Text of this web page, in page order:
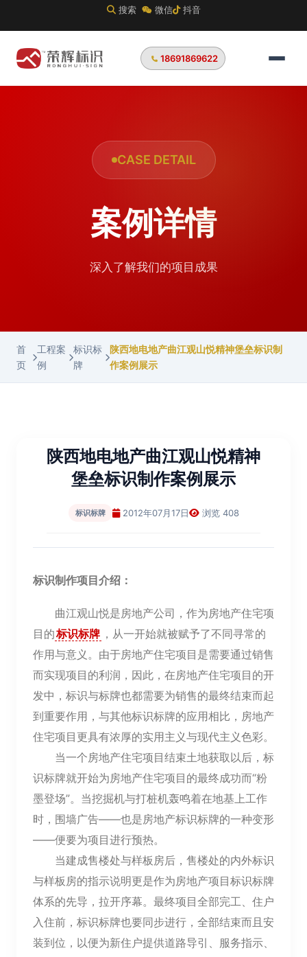
搜索 微信 抖音
18691869622
CASE DETAIL
案例详情
深入了解我们的项目成果
首
页
工程案
例
标识标
牌
陕西地电地产曲江观山悦精神堡垒标识制
作案例展示
陕西地电地产曲江观山悦精神
堡垒标识制作案例展示
标识标牌 2012年07月17日 浏览 408
标识制作项目介绍：
曲江观山悦是房地产公司，作为房地产住宅项
目的标识标牌 ，从一开始就被赋予了不同寻常的
作用与意义。由于房地产住宅项目是需要通过销售
而实现项目的利润，因此，在房地产住宅项目的开
发中，标识与标牌也都需要为销售的最终结束而起
到重要作用，与其他标识标牌的应用相比，房地产
住宅项目更具有浓厚的实用主义与现代主义色彩。
当一个房地产住宅项目结束土地获取以后，标
识标牌就开始为房地产住宅项目的最终成功而“粉
墨登场”。当挖掘机与打桩机轰鸣着在地基上工作
时，围墙广告——也是房地产标识标牌的一种变形
——便要为项目进行预热。
当建成售楼处与样板房后，售楼处的内外标识
与样板房的指示说明更是作为房地产项目标识标牌
体系的先导，拉开序幕。最终项目全部完工、住户
入住前，标识标牌也要同步进行，全部结束而且安
装到位，以便为新住户提供道路导引、服务指示、